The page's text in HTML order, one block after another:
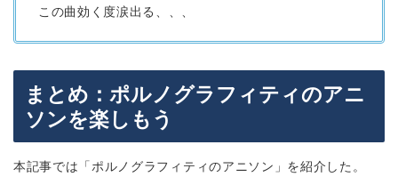
この曲効く度涙出る、、、
まとめ：ポルノグラフィティのアニ
ソンを楽しもう
本記事では「ポルノグラフィティのアニソン」を紹介した。